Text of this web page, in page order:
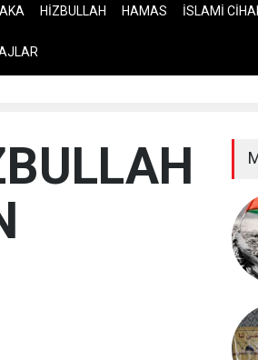
HİZBULLAH HAMAS İSLAMİ